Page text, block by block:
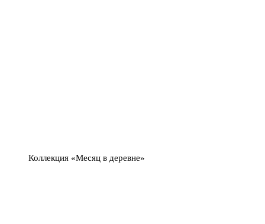
Коллекция «Месяц в деревне»